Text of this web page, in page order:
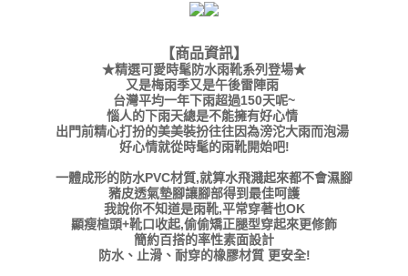
【商品資訊】
★精選可愛時髦防水雨靴系列登場★
又是梅雨季又是午後雷陣雨
台灣平均一年下雨超過150天呢~
惱人的下雨天總是不能擁有好心情
出門前精心打扮的美美裝扮往往因為滂沱大雨而泡湯
好心情就從時髦的雨靴開始吧!
一體成形的防水PVC材質,就算水飛濺起來都不會濕腳
豬皮透氣墊腳讓腳部得到最佳呵護
我說你不知道是雨靴,平常穿著也OK
顯瘦楦頭+靴口收起,偷偷矯正腿型穿起來更修飾
簡約百搭的率性素面設計
防水、止滑、耐穿的橡膠材質 更安全!